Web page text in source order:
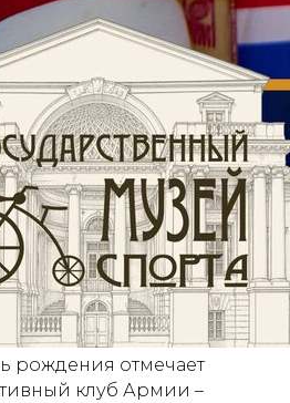
рождения отмечает
клуб Армии –